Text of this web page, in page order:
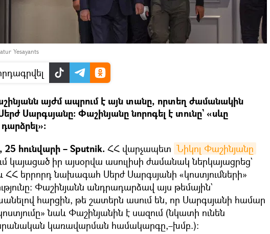
Yesayants
այժմ ապրում է այն տանը, որտեղ ժամանակին
Սարգսյանը: Փաշինյանը նորոգել է տունը` «սևը
հունվարի – Sputnik. ՀՀ վարչապետ Նիկոլ Փաշինյանը
կայացած իր այսօրվա ասուլիսի ժամանակ ներկայացրեց`
ՀՀ երրորդ նախագահ Սերժ Սարգսյանի «կոստյումների»
Փաշինյանն անդրադարձավ այս թեմային`
հարցին, թե շատերն ասում են, որ Սարգսյանի համար
նաև Փաշինյանին է սազում (նկատի ունեն
կառավարման համակարգը,–խմբ.)։